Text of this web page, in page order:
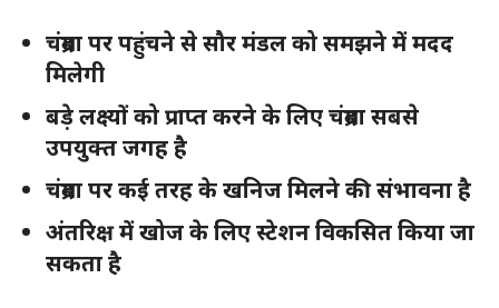
चंद्रमा पर पहुंचने से सौर मंडल को समझने में मदद
मिलेगी
बड़े लक्ष्यों को प्राप्त करने के लिए चंद्रमा सबसे
उपयुक्त जगह है
चंद्रमा पर कई तरह के खनिज मिलने की संभावना है
अंतरिक्ष में खोज के लिए स्टेशन विकसित किया जा
सकता है